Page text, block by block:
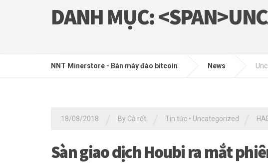
DANH MỤC:
NNT Minerstore - Bán máy đào bitcoin News
18/08/2018 By Cà rốt Tin tức • Uncategorized
Sàn giao dịch Houbi ra mắt